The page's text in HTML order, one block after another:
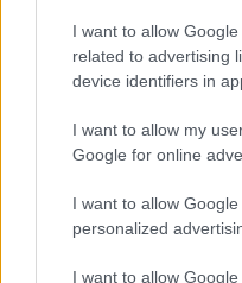
I want to allow
related to advertising
device identifiers in
I want to allow my
Google for online
I want to allow
personalized
I want to allow
Zene